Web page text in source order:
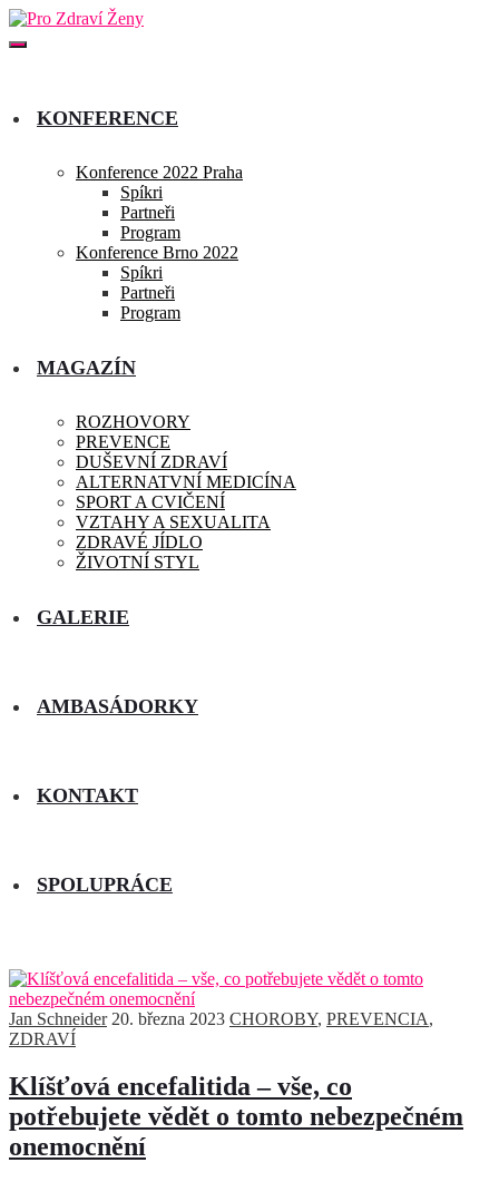
KONFERENCE
Konference 2022 Praha
Spíkri
Partneři
Program
Konference Brno 2022
Spíkri
Partneři
Program
MAGAZÍN
ROZHOVORY
PREVENCE
DUŠEVNÍ ZDRAVÍ
ALTERNATVNÍ MEDICÍNA
SPORT A CVIČENÍ
VZTAHY A SEXUALITA
ZDRAVÉ JÍDLO
ŽIVOTNÍ STYL
GALERIE
AMBASÁDORKY
KONTAKT
SPOLUPRÁCE
Jan Schneider 20. března 2023 CHOROBY, PREVENCIA,
ZDRAVÍ
Klíšťová encefalitida – vše, co
potřebujete vědět o tomto nebezpečném
onemocnění